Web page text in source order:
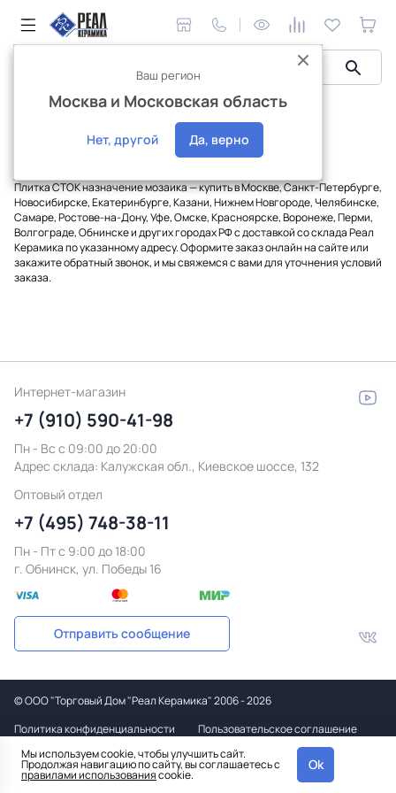
Керамическая плитка СТОК Назначение мозаика
Плитка СТОК назначение мозаика
Плитка СТОК назначение мозаика — купить в Москве, Санкт-Петербурге,
Новосибирске, Екатеринбурге, Казани, Нижнем Новгороде, Челябинске,
Самаре, Ростове-на-Дону, Уфе, Омске, Красноярске, Воронеже, Перми,
Волгограде, Обнинске и других городах РФ с доставкой со склада Реал
Керамика по указанному адресу. Оформите заказ онлайн на сайте или
закажите обратный звонок, и мы свяжемся с вами для уточнения условий
заказа.
Интернет-магазин
+7 (910) 590-41-98
Пн - Вс с 09:00 до 20:00
Адрес склада: Калужская обл., Киевское шоссе, 132
Оптовый отдел
+7 (495) 748-38-11
Пн - Пт c 9:00 до 18:00
г. Обнинск, ул. Победы 16
Отправить сообщение
©ООО "Торговый Дом "Реал Керамика"2006 - 2026
Политика конфиденциальности
Пользовательское соглашение
Дизайн
и вёрстка
Ваш регион
Москва и Московская область
Нет, другой Да, верно
Мы используем cookie, чтобы улучшить сайт.
Продолжая навигацию по сайту, вы соглашаетесь с
правилами использованияcookie.
Ok